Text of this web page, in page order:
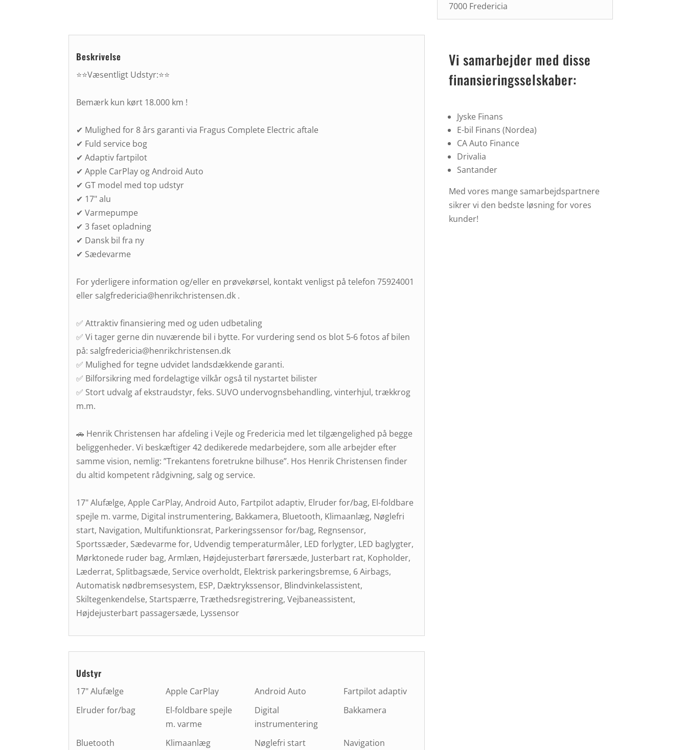
7000 Fredericia
Beskrivelse
⭐⭐Væsentligt Udstyr:⭐⭐
Bemærk kun kørt 18.000 km !
✔ Mulighed for 8 års garanti via Fragus Complete Electric aftale
✔ Fuld service bog
✔ Adaptiv fartpilot
✔ Apple CarPlay og Android Auto
✔ GT model med top udstyr
✔ 17" alu
✔ Varmepumpe
✔ 3 faset opladning
✔ Dansk bil fra ny
✔ Sædevarme
For yderligere information og/eller en prøvekørsel, kontakt venligst på telefon 75924001
eller salgfredericia@henrikchristensen.dk .
✅ Attraktiv finansiering med og uden udbetaling
✅ Vi tager gerne din nuværende bil i bytte. For vurdering send os blot 5-6 fotos af bilen
på: salgfredericia@henrikchristensen.dk
✅ Mulighed for tegne udvidet landsdækkende garanti.
✅ Bilforsikring med fordelagtige vilkår også til nystartet bilister
✅ Stort udvalg af ekstraudstyr, feks. SUVO undervognsbehandling, vinterhjul, trækkrog
m.m.
🚗 Henrik Christensen har afdeling i Vejle og Fredericia med let tilgængelighed på begge
beliggenheder. Vi beskæftiger 42 dedikerede medarbejdere, som alle arbejder efter
samme vision, nemlig: ”Trekantens foretrukne bilhuse”. Hos Henrik Christensen finder
du altid kompetent rådgivning, salg og service.
17" Alufælge, Apple CarPlay, Android Auto, Fartpilot adaptiv, Elruder for/bag, El-foldbare
spejle m. varme, Digital instrumentering, Bakkamera, Bluetooth, Klimaanlæg, Nøglefri
start, Navigation, Multifunktionsrat, Parkeringssensor for/bag, Regnsensor,
Sportssæder, Sædevarme for, Udvendig temperaturmåler, LED forlygter, LED baglygter,
Mørktonede ruder bag, Armlæn, Højdejusterbart førersæde, Justerbart rat, Kopholder,
Læderrat, Splitbagsæde, Service overholdt, Elektrisk parkeringsbremse, 6 Airbags,
Automatisk nødbremsesystem, ESP, Dæktrykssensor, Blindvinkelassistent,
Skiltegenkendelse, Startspærre, Træthedsregistrering, Vejbaneassistent,
Højdejusterbart passagersæde, Lyssensor
Udstyr
17" Alufælge Apple CarPlay Android Auto
Fartpilot adaptiv
Elruder for/bag
El-foldbare spejle
m. varme
Digital
instrumentering
Bakkamera
Bluetooth Klimaanlæg Nøglefri start
Navigation
Vi samarbejder med disse
finansieringsselskaber:
Jyske Finans
E-bil Finans (Nordea)
CA Auto Finance
Drivalia
Santander
Med vores mange samarbejdspartnere
sikrer vi den bedste løsning for vores
kunder!